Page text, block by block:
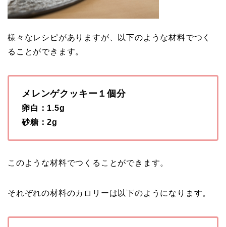
様々なレシピがありますが、以下のような材料でつく
ることができます。
メレンゲクッキー１個分
卵白：1.5g
砂糖：2g
このような材料でつくることができます。
それぞれの材料のカロリーは以下のようになります。